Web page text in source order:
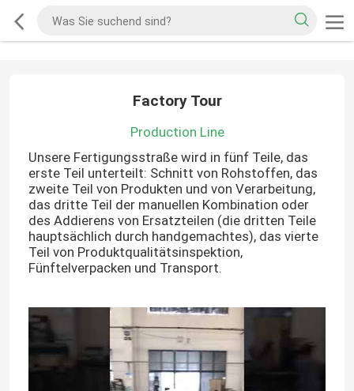
Factory Tour
Production Line
Unsere Fertigungsstraße wird in fünf Teile, das
erste Teil unterteilt: Schnitt von Rohstoffen, das
zweite Teil von Produkten und von Verarbeitung,
das dritte Teil der manuellen Kombination oder
des Addierens von Ersatzteilen (die dritten Teile
hauptsächlich durch handgemachtes), das vierte
Teil von Produktqualitätsinspektion,
Fünftelverpacken und Transport.